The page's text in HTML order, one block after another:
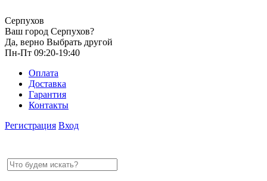
Серпухов
Ваш город Серпухов?
Да, верно Выбрать другой
Пн-Пт 09:20-19:40
Оплата
Доставка
Гарантия
Контакты
Регистрация Вход